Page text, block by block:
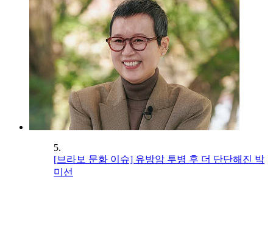
5.
[브라보 문화 이슈] 유방암 투병 후 더 단단해진 박
미선